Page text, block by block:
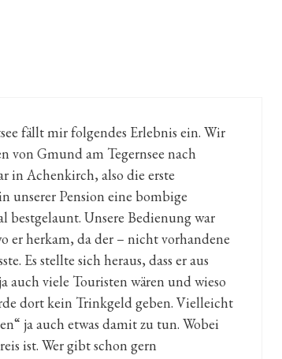
fällt mir folgendes Erlebnis ein. Wir
von Gmund am Tegernsee nach
in Achenkirch, also die erste
unserer Pension eine bombige
bestgelaunt. Unsere Bedienung war
er herkam, da der – nicht vorhandene
Es stellte sich heraus, dass er aus
auch viele Touristen wären und wieso
dort kein Trinkgeld geben. Vielleicht
ja auch etwas damit zu tun. Wobei
ist. Wer gibt schon gern